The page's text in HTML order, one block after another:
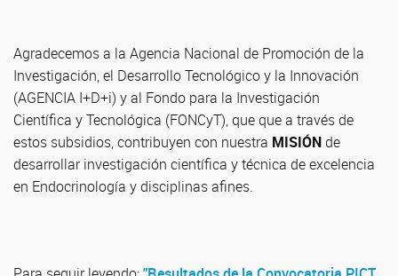
Agradecemos a la Agencia Nacional de Promoción de la
Investigación, el Desarrollo Tecnológico y la Innovación
(AGENCIA I+D+i) y al Fondo para la Investigación
Científica y Tecnológica (FONCyT), que que a través de
estos subsidios, contribuyen con nuestra MISIÓNde
desarrollar investigación científica y técnica de excelencia
en Endocrinología y disciplinas afines.